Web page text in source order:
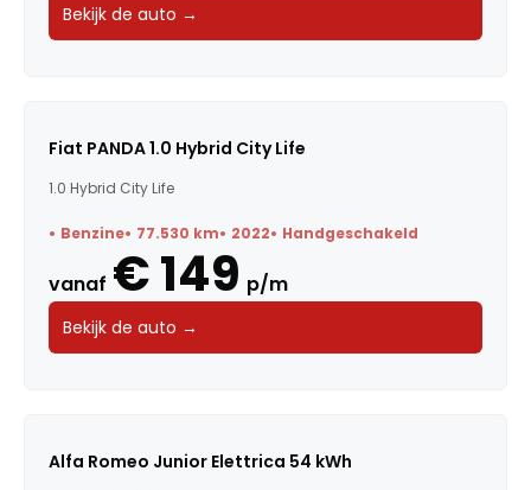
Bekijk de auto →
Fiat PANDA 1.0 Hybrid City Life
1.0 Hybrid City Life
Benzine 77.530 km 2022 Handgeschakeld
vanaf € 149 p/m
Bekijk de auto →
Alfa Romeo Junior Elettrica 54 kWh